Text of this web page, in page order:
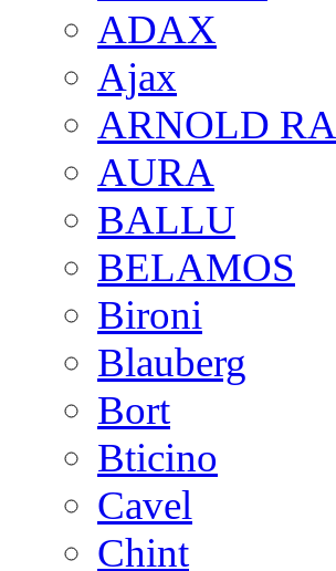
ADAX
Ajax
ARNOLD
AURA
BALLU
BELAMOS
Bironi
Blauberg
Bort
Bticino
Cavel
Chint